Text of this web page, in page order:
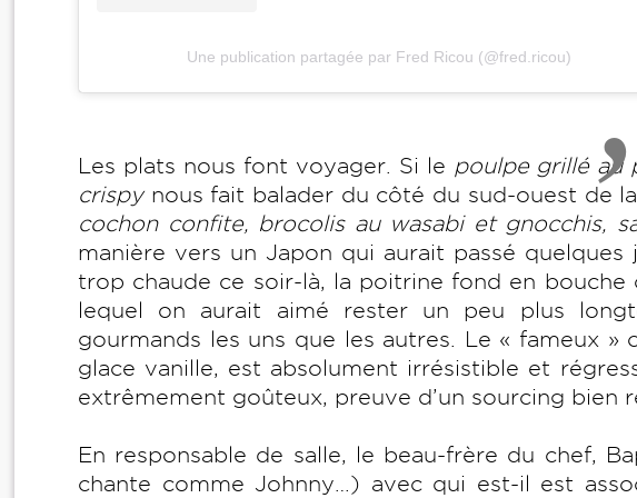
Une publication partagée par Fred Ricou (@fred.ricou)
Les plats nous font voyager. Si le poulpe grillé au
crispynous fait balader du côté du sud-ouest de la
cochon confite, brocolis au wasabi et gnocchis,
manière vers un Japon qui aurait passé
trop chaude ce soir-là, la poitrine fond en
lequel on aurait aimé rester un peu plus
gourmands les uns que les autres. Le « fameux
glace vanille, est absolument irrésistible et
extrêmement goûteux, preuve d’un sourcing bien
En responsable de salle, le beau-frère du chef,
chante comme Johnny…) avec qui est-il est